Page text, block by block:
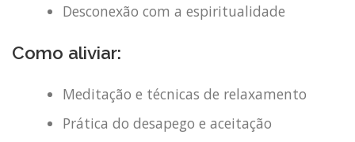
Desconexão com a espiritualidade
Como aliviar:
Meditação e técnicas de relaxamento
Prática do desapego e aceitação